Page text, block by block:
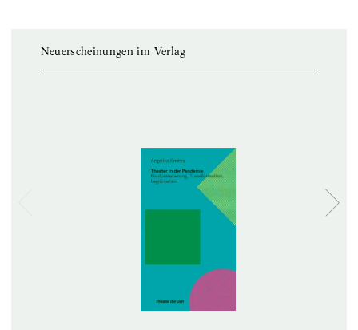
Neuerscheinungen im Verlag